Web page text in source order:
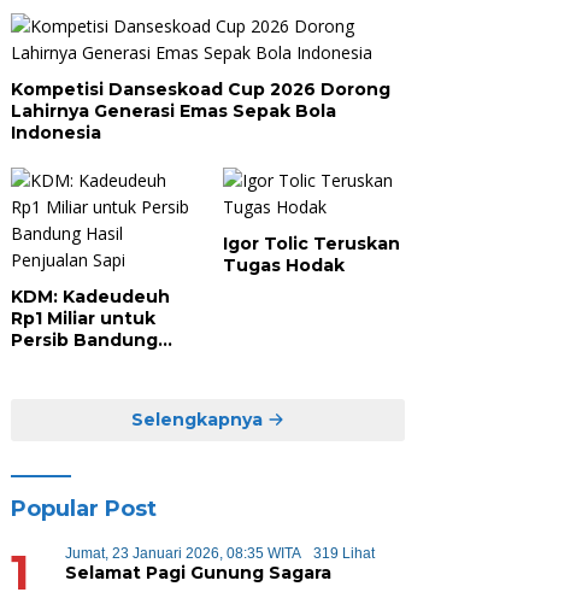
Kompetisi Danseskoad Cup 2026 Dorong
Lahirnya Generasi Emas Sepak Bola
Indonesia
KDM: Kadeudeuh
Rp1 Miliar untuk
Persib Bandung
Igor Tolic Teruskan
Tugas Hodak
Selengkapnya
Popular Post
1 Jumat, 23 Januari 2026, 08:35 WITA 319 Lihat
Selamat Pagi Gunung Sagara